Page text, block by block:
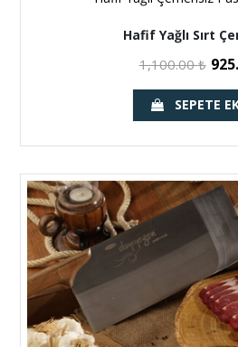
Hafif Yağlı Sırt
1,100.00₺
SEPETE